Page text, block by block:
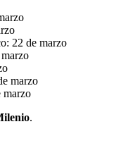
22 de marzo
marzo
marzo
.